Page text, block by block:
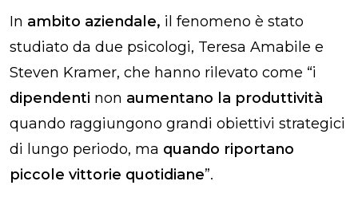
In ambito aziendale, il fenomeno è stato
studiato da due psicologi, Teresa Amabile e
Steven Kramer, che hanno rilevato come “i
dipendenti non aumentano la produttività
quando raggiungono grandi obiettivi strategici
di lungo periodo, ma quando riportano
piccole vittorie quotidiane”.